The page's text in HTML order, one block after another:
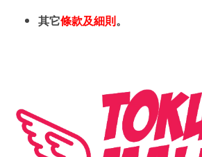
其它條款及細則 。